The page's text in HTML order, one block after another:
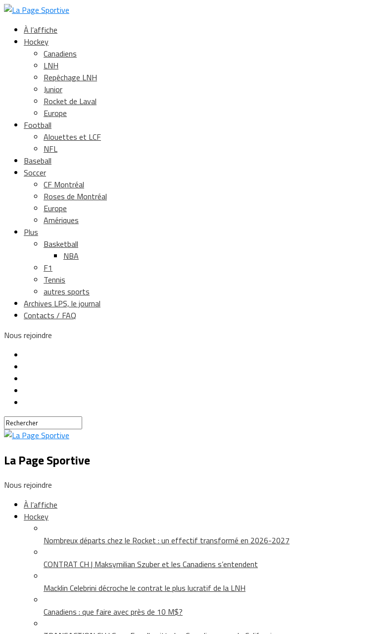
À l’affiche
Hockey
Canadiens
LNH
Repêchage LNH
Junior
Rocket de Laval
Europe
Football
Alouettes et LCF
NFL
Baseball
Soccer
CF Montréal
Roses de Montréal
Europe
Amériques
Plus
Basketball
NBA
F1
Tennis
autres sports
Archives LPS, le journal
Contacts / FAQ
Nous rejoindre
La Page Sportive
Nous rejoindre
À l’affiche
Hockey
Nombreux départs chez le Rocket : un effectif transformé en 2026-2027
CONTRAT CH | Maksymilian Szuber et les Canadiens s’entendent
Macklin Celebrini décroche le contrat le plus lucratif de la LNH
Canadiens : que faire avec près de 10 M$?